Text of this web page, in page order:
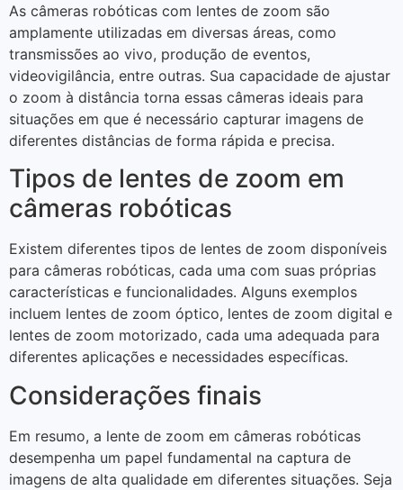
As câmeras robóticas com lentes de zoom são
amplamente utilizadas em diversas áreas, como
transmissões ao vivo, produção de eventos,
videovigilância, entre outras. Sua capacidade de ajustar
o zoom à distância torna essas câmeras ideais para
situações em que é necessário capturar imagens de
diferentes distâncias de forma rápida e precisa.
Tipos de lentes de zoom em
câmeras robóticas
Existem diferentes tipos de lentes de zoom disponíveis
para câmeras robóticas, cada uma com suas próprias
características e funcionalidades. Alguns exemplos
incluem lentes de zoom óptico, lentes de zoom digital e
lentes de zoom motorizado, cada uma adequada para
diferentes aplicações e necessidades específicas.
Considerações finais
Em resumo, a lente de zoom em câmeras robóticas
desempenha um papel fundamental na captura de
imagens de alta qualidade em diferentes situações. Seja